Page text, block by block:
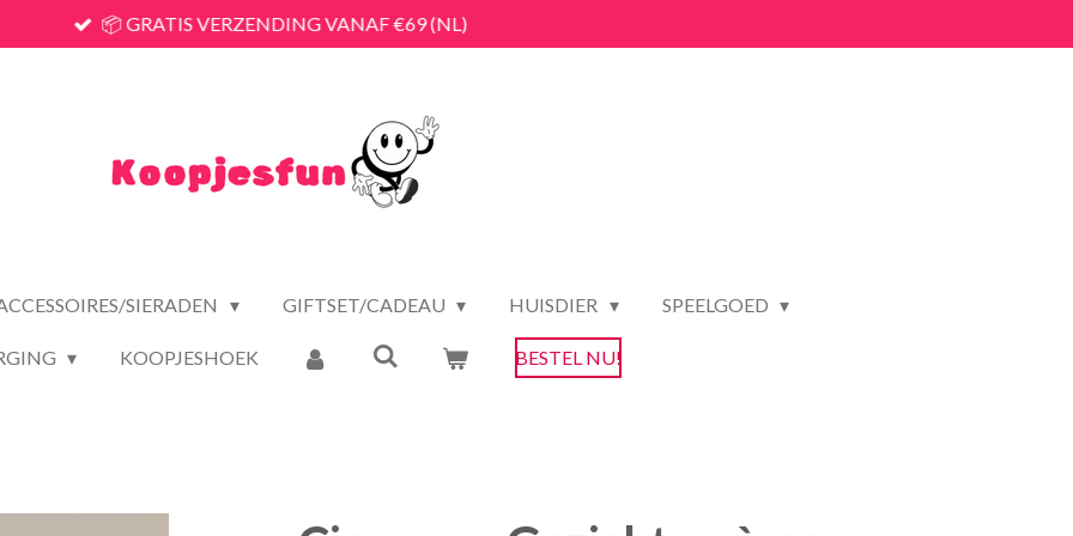
📦 GRATIS VERZENDING VANAF €69 (NL)
SIERADEN GIFTSET/CADEAU HUISDIER SPEELGOED
KOOPJESHOEK BESTEL NU!